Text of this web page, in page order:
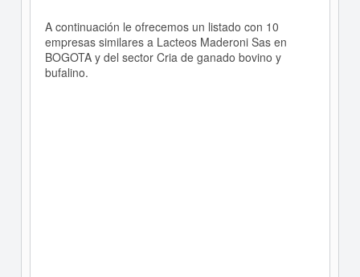
A continuación le ofrecemos un listado con 10
empresas similares a Lacteos Maderoni Sas en
BOGOTA y del sector Cria de ganado bovino y
bufalino.